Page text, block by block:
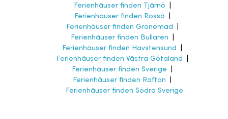
Ferienhäuser finden Tjärnö
Ferienhäuser finden Rossö
Ferienhäuser finden Grönemad
Ferienhäuser finden Bullaren
Ferienhäuser finden Havstensund
Ferienhäuser finden Västra Götaland
Ferienhäuser finden Sverige
Ferienhäuser finden Raftön
Ferienhäuser finden Södra Sverige